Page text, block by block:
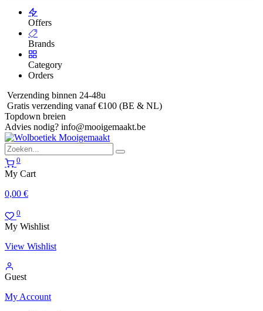
Offers
Brands
Category
Orders
Verzending binnen 24-48u
Gratis verzending vanaf €100 (BE & NL)
Topdown breien
Advies nodig? info@mooigemaakt.be
0
My Cart
0,00 €
0
My Wishlist
View Wishlist
Guest
My Account